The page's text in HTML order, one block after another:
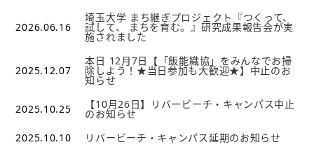
2026.06.16
埼玉大学 まち継ぎプロジェクト『つくって、
試して、 まちを育む。』研究成果報告会が実
施されました
2025.12.07
本日 12月7日【「飯能織協」をみんなでお掃
除しよう！★当日参加も大歓迎★】中止のお
知らせ
2025.10.25 【10月26日】リバービーチ・キャンパス中止
のお知らせ
2025.10.10
リバービーチ・キャンパス延期のお知らせ